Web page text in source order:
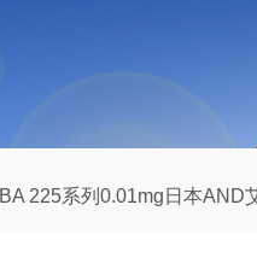
BA 225系列0.01mg日本AND艾安得分析天平BA-225系列